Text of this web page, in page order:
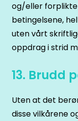
og/eller
betingelsene,
uten vårt
oppdrag i strid
13. Brudd
Uten at det
disse vilkårene